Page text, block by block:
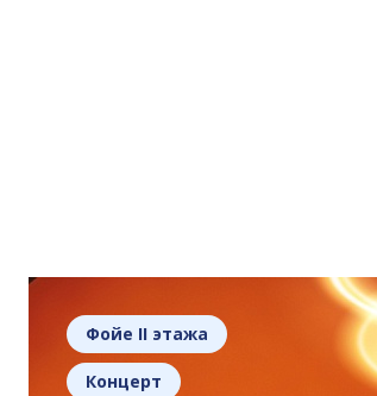
Фойе II этажа
Концерт